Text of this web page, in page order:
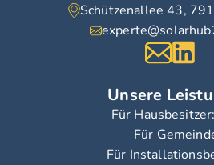
Schützenallee 43,
Unsere
Für
Für
Für